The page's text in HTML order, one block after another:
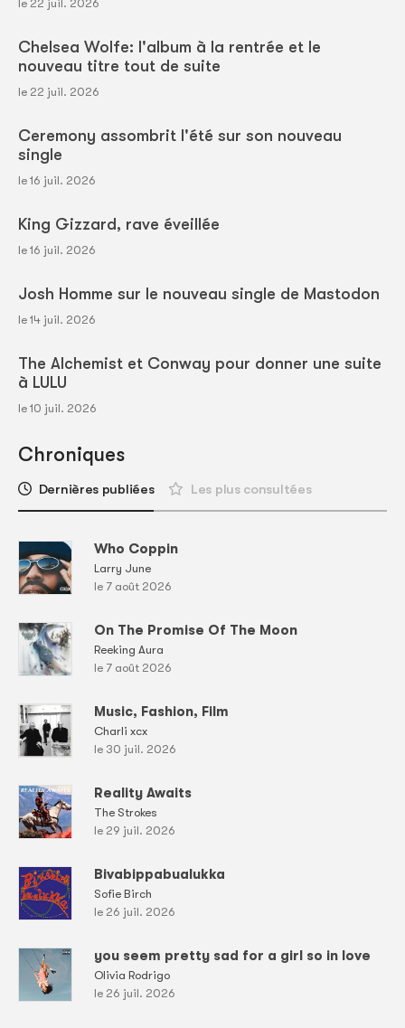
le 22 juil. 2026
Chelsea Wolfe: l'album à la rentrée et le
nouveau titre tout de suite
le 22 juil. 2026
Ceremony assombrit l'été sur son nouveau
single
le 16 juil. 2026
King Gizzard, rave éveillée
le 16 juil. 2026
Josh Homme sur le nouveau single de Mastodon
le 14 juil. 2026
The Alchemist et Conway pour donner une suite
à LULU
le 10 juil. 2026
Chroniques
Dernières publiées Les plus consultées
Who Coppin
Larry June
le 7 août 2026
On The Promise Of The Moon
Reeking Aura
le 7 août 2026
Music, Fashion, Film
Charli xcx
le 30 juil. 2026
Reality Awaits
The Strokes
le 29 juil. 2026
Bivabippabualukka
Sofie Birch
le 26 juil. 2026
you seem pretty sad for a girl so in love
Olivia Rodrigo
le 26 juil. 2026